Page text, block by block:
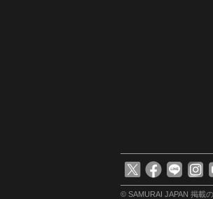
© SAMURAI JAPAN 掲載